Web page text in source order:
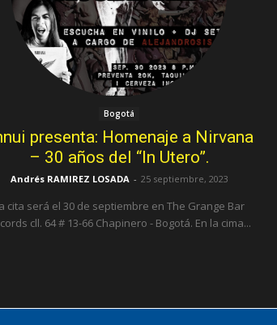
Bogotá
presenta: Homenaje a Nirvana
– 30 años del “In Utero”.
Andrés RAMIREZ LOSADA - 25 septiembre, 2023
cita será el 30 de septiembre en The Grange Bar
Records cll. 64 # 13-66 Chapinero - Bogotá. En la cima...